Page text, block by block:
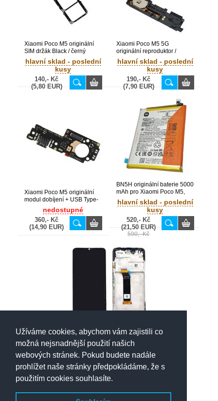
Užíváme cookies, abychom vám zajistili co
možná nejsnadnější použití našich
webových stránek. Pokud budete nadále
prohlížet naše stránky předpokládáme, že s
použitím cookies souhlasíte.
Xiaomi Poco M5 originální
SIM držák Black / černý
(Bulk)
hlavní sklad - poslední
kusy
140,- Kč
(5,80 EUR)
Xiaomi Poco M5 5G
originální reproduktor /
zvonek (Bulk)
hlavní sklad - poslední
kusy
190,- Kč
(7,90 EUR)
Xiaomi Poco M5 originální
modul dobíjení + USB Type-
C konektor + mikrofon
(Service Pack) -
560002L19C00
nedostupné
360,- Kč
(14,90 EUR)
BN5H originální baterie 5000
mAh pro Xiaomi Poco M5,
Poco M4 5G, Redmi Note
11E (Bulk)
hlavní sklad - poslední
kusy
520,- Kč
(21,50 EUR)
590,- Kč
Xiaomi Poco M5 originální
LCD displej + dotyk + přední
kryt / rám (Bulk)
hlavní sklad - poslední
kusy
1 540,- Kč
(63,70 EUR)